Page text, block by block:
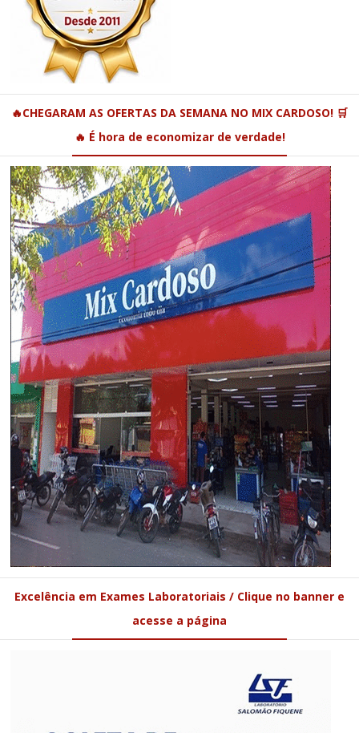
🔥CHEGARAM AS OFERTAS DA SEMANA NO MIX CARDOSO! 🛒
🔥 É hora de economizar de verdade!
Excelência em Exames Laboratoriais / Clique no banner e
acesse a página